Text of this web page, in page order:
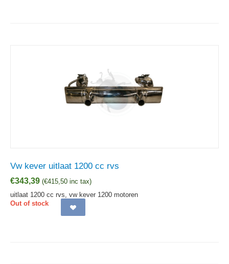
Vw kever uitlaat 1200 cc rvs
€343,39 (€415,50 inc tax)
uitlaat 1200 cc rvs, vw kever 1200 motoren
Out of stock